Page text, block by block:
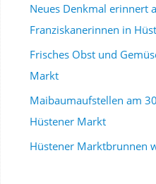
Neues Denkmal erinnert
Franziskanerinnen in
Frisches Obst und
Markt
Maibaumaufstellen am
Hüstener Markt
Hüstener Marktbrunnen